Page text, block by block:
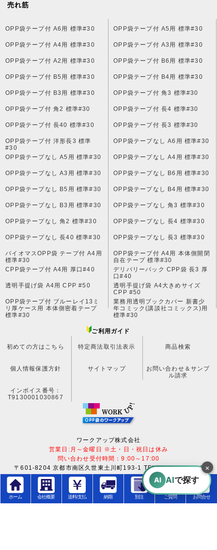
ホーム 会社概要 送料/支払 納期 別注 ご質問 お問合せ
売れ筋
OPP袋テープ付 A6用 標準#30 OPP袋テープ付 A5用 標準#30
OPP袋テープ付 A4用 標準#30 OPP袋テープ付 A3用 標準#30
OPP袋テープ付 A2用 標準#30 OPP袋テープ付 B6用 標準#30
OPP袋テープ付 B5用 標準#30 OPP袋テープ付 B4用 標準#30
OPP袋テープ付 B3用 標準#30 OPP袋テープ付 角3 標準#30
OPP袋テープ付 角2 標準#30 OPP袋テープ付 長4 標準#30
OPP袋テープ付 長40 標準#30 OPP袋テープ付 長3 標準#30
OPP袋テープ付 洋形長3 標準
#30
OPP袋テープなし A6用 標準#30
OPP袋テープなし A5用 標準#30 OPP袋テープなし A4用 標準#30
OPP袋テープなし A3用 標準#30 OPP袋テープなし B6用 標準#30
OPP袋テープなし B5用 標準#30 OPP袋テープなし B4用 標準#30
OPP袋テープなし B3用 標準#30 OPP袋テープなし 角3 標準#30
OPP袋テープなし 角2 標準#30 OPP袋テープなし 長4 標準#30
OPP袋テープなし 長40 標準#30 OPP袋テープなし 長3 標準#30
バイオマスOPP袋 テープ付 A4用
標準#30
OPP袋テープ付 A4用 本体側開閉
自在テープ 標準#30
CPP袋テープ付 A4用 厚口#40
デリバリーパック CPP袋 長3 厚
口#40
透明手提げ袋 A4用 CPP #50
透明手提げ袋 A4大きめサイズ
CPP #50
OPP袋テープ付 ブルーレイ13ミ
リ厚ケース用 本体側密着テープ
標準#30
業務用透明ブックカバー 新書少
年コミック(講談社コミックス)用
標準#30
ご利用ガイド
初めての方はこちら 特定商法取引法表示 商品検索
個人情報保護方針 サイトマップ
お問い合わせ＆サンプ
ル請求
インボイス番号：
T9130001030867
ワークアップ株式会社
営業日:月～金曜日 ※土・日・祝日は休み
問い合わせ受付時間：9:00～17:00
〒601-8204 京都市南区久世東土川町193-1 TEL:075-744-0814
FAX:075-744-0813 MAIL:info@workup.jp
適格事業者登録番号：T9130001030867
AI AIで探す
×